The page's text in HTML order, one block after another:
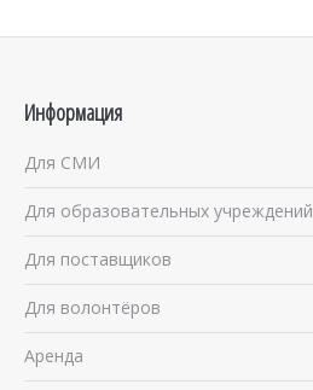
Информация
Для СМИ
Для образовательных учреждений
Для поставщиков
Для волонтёров
Аренда